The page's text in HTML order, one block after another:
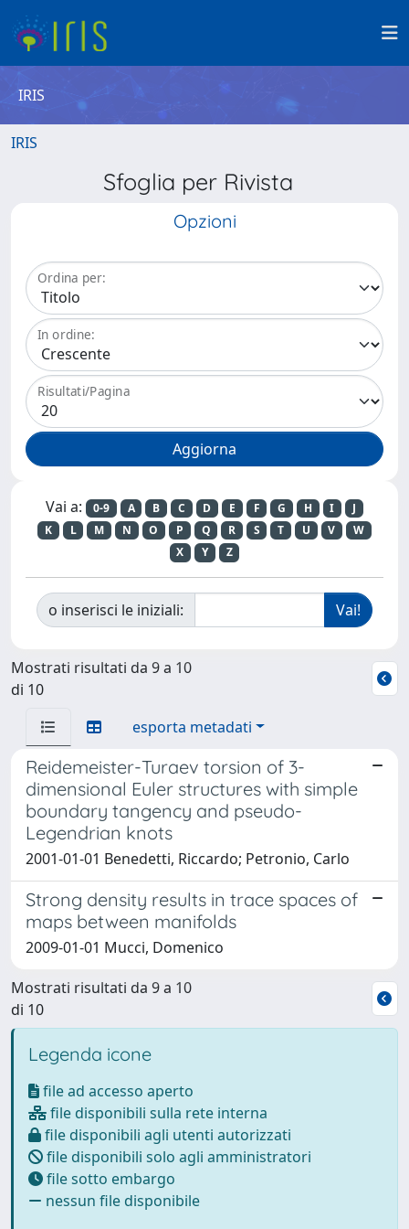
IRIS
IRIS
Sfoglia per Rivista
Opzioni
Ordina per:
In ordine:
Risultati/Pagina
Vai a: 0-9 A B C D E F G H I
J
K
L M N O P Q R S T U V
W
X
Y Z
o inserisci le iniziali:
Mostrati risultati da 9 a 10
di 10
esporta metadati
Reidemeister-Turaev torsion of 3-
dimensional Euler structures with simple
boundary tangency and pseudo-
Legendrian knots
2001-01-01 Benedetti, Riccardo; Petronio, Carlo
Strong density results in trace spaces of
maps between manifolds
2009-01-01 Mucci, Domenico
Mostrati risultati da 9 a 10
di 10
Legenda icone
file ad accesso aperto
file disponibili sulla rete interna
file disponibili agli utenti autorizzati
file disponibili solo agli amministratori
file sotto embargo
nessun file disponibile